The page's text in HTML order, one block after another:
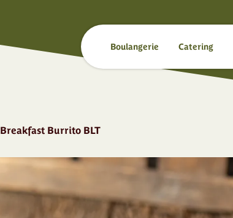
Boulangerie Catering
Breakfast Burrito BLT